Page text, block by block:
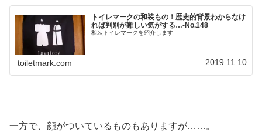
トイレマークの和装もの！歴史的背景わからなけ
れば判別が難しい気がする…‐No.148
和装トイレマークを紹介します
toiletmark.com 2019.11.10
一方で、顔がついているものもありますが……。